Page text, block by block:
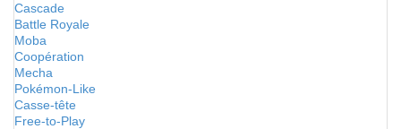
Cascade
Battle Royale
Moba
Coopération
Mecha
Pokémon-Like
Casse-tête
Free-to-Play